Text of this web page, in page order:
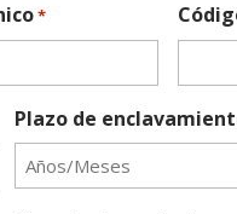
*
Plazo de